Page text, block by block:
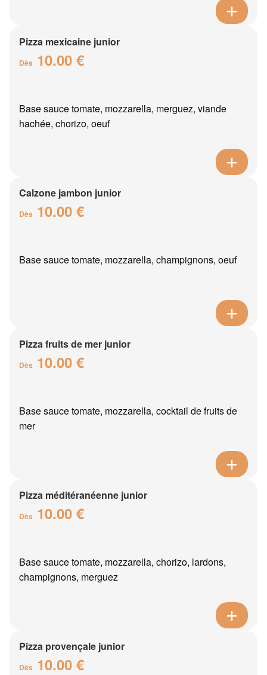
Pizza mexicaine junior
Dès 10.00 €
Base sauce tomate, mozzarella, merguez, viande
hachée, chorizo, oeuf
Calzone jambon junior
Dès 10.00 €
Base sauce tomate, mozzarella, champignons, oeuf
Pizza fruits de mer junior
Dès 10.00 €
Base sauce tomate, mozzarella, cocktail de fruits de
mer
Pizza méditéranéenne junior
Dès 10.00 €
Base sauce tomate, mozzarella, chorizo, lardons,
champignons, merguez
Pizza provençale junior
Dès 10.00 €